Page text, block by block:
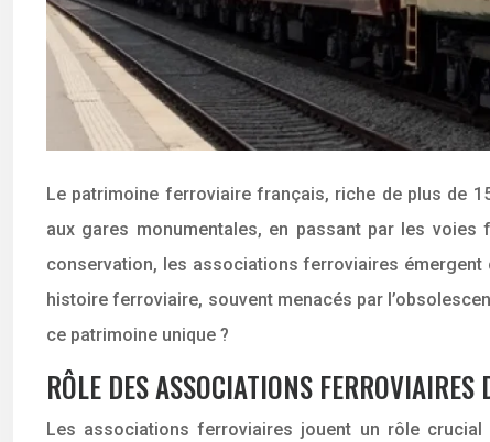
Le patrimoine ferroviaire français, riche de plus de
aux gares monumentales, en passant par les
conservation, les associations ferroviaires
histoire ferroviaire, souvent menacés par
ce patrimoine unique ?
RÔLE DES ASSOCIATIONS
Les associations ferroviaires jouent un rôle